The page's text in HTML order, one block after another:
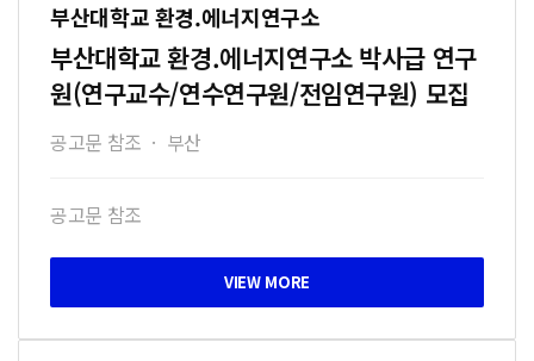
부산대학교 환경.에너지연구소
부산대학교 환경.에너지연구소 박사급 연구
원(연구교수/연수연구원/전임연구원) 모집
공고문 참조 · 부산
공고문 참조